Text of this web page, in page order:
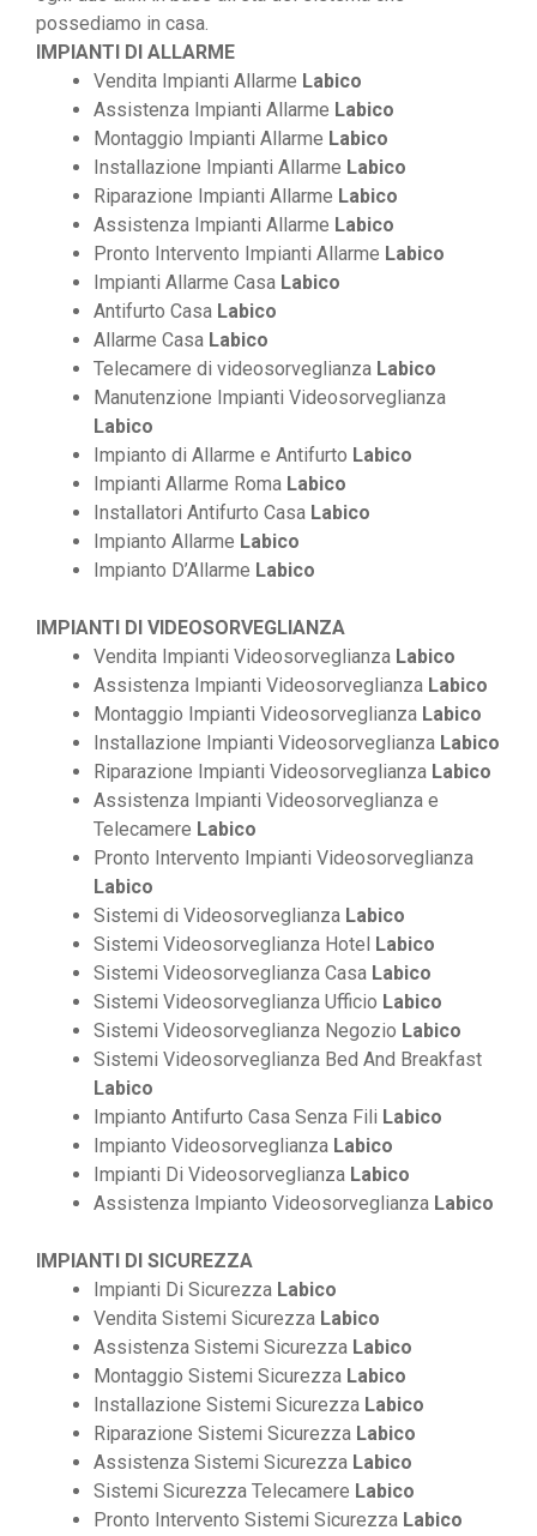
possediamo in casa.
IMPIANTI DI ALLARME
Vendita Impianti Allarme Labico
Assistenza Impianti Allarme Labico
Montaggio Impianti Allarme Labico
Installazione Impianti Allarme Labico
Riparazione Impianti Allarme Labico
Assistenza Impianti Allarme Labico
Pronto Intervento Impianti Allarme Labico
Impianti Allarme Casa Labico
Antifurto Casa Labico
Allarme Casa Labico
Telecamere di videosorveglianza Labico
Manutenzione Impianti Videosorveglianza
Labico
Impianto di Allarme e Antifurto Labico
Impianti Allarme Roma Labico
Installatori Antifurto Casa Labico
Impianto Allarme Labico
Impianto D’Allarme Labico
IMPIANTI DI VIDEOSORVEGLIANZA
Vendita Impianti Videosorveglianza Labico
Assistenza Impianti Videosorveglianza Labico
Montaggio Impianti Videosorveglianza Labico
Installazione Impianti Videosorveglianza Labico
Riparazione Impianti Videosorveglianza Labico
Assistenza Impianti Videosorveglianza e
Telecamere Labico
Pronto Intervento Impianti Videosorveglianza
Labico
Sistemi di Videosorveglianza Labico
Sistemi Videosorveglianza Hotel Labico
Sistemi Videosorveglianza Casa Labico
Sistemi Videosorveglianza Ufficio Labico
Sistemi Videosorveglianza Negozio Labico
Sistemi Videosorveglianza Bed And Breakfast
Labico
Impianto Antifurto Casa Senza Fili Labico
Impianto Videosorveglianza Labico
Impianti Di Videosorveglianza Labico
Assistenza Impianto Videosorveglianza Labico
IMPIANTI DI SICUREZZA
Impianti Di Sicurezza Labico
Vendita Sistemi Sicurezza Labico
Assistenza Sistemi Sicurezza Labico
Montaggio Sistemi Sicurezza Labico
Installazione Sistemi Sicurezza Labico
Riparazione Sistemi Sicurezza Labico
Assistenza Sistemi Sicurezza Labico
Sistemi Sicurezza Telecamere Labico
Pronto Intervento Sistemi Sicurezza Labico